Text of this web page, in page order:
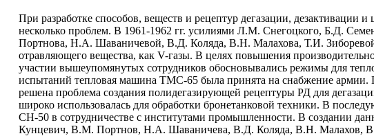
При разработке способов, веществ и рецептур дегазации, дезактивации
несколько проблем. В 1961-1962 гг. усилиями Л.М. Снегоцкого, Б.Д.
Портнова, Н.А. Шаваничевой, В.Д. Коляда, В.Н. Малахова, Т.И. Зиборевой
отравляющего вещества, как V-газы. В целях повышения
участии вышеупомянутых сотрудников обосновывались режимы для
испытаний тепловая машина ТМС-65 была принята на снабжение армии.
решена проблема создания полидегазирующей рецептуры РД для
широко использовалась для обработки бронетанковой техники. В
СН-50 в сотрудничестве с институтами промышленности. В создании
Кунцевич, В.М. Портнов, Н.А. Шаваничева, В.Д. Коляда, В.Н. Малахов,